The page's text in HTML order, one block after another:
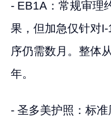
- EB1A：常规审理
果，但加急仅针对
序仍需数月。整体
年。
- 圣多美护照：标